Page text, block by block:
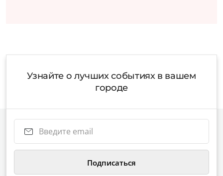
Узнайте о лучших событиях в вашем
городе